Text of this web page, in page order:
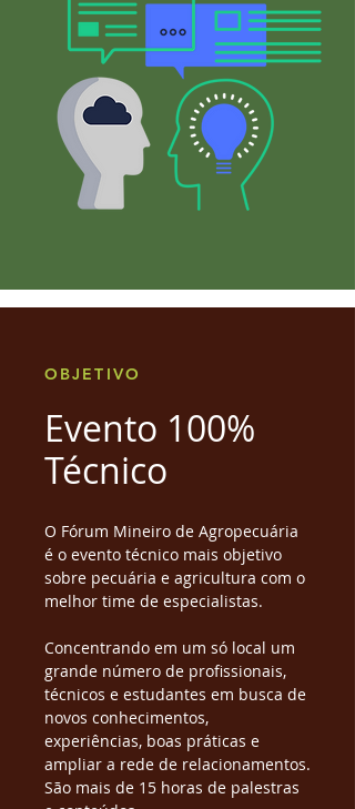
OBJETIVO
Evento 100%
Técnico
O Fórum Mineiro de Agropecuária
é o evento técnico mais objetivo
sobre pecuária e agricultura com o
melhor time de especialistas.
Concentrando em um só local um
grande número de profissionais,
técnicos e estudantes em busca de
novos conhecimentos,
experiências, boas práticas e
ampliar a rede de relacionamentos.
São mais de 15 horas de palestras